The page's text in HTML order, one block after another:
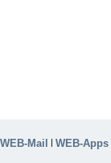
WEB-Mail | WEB-Apps